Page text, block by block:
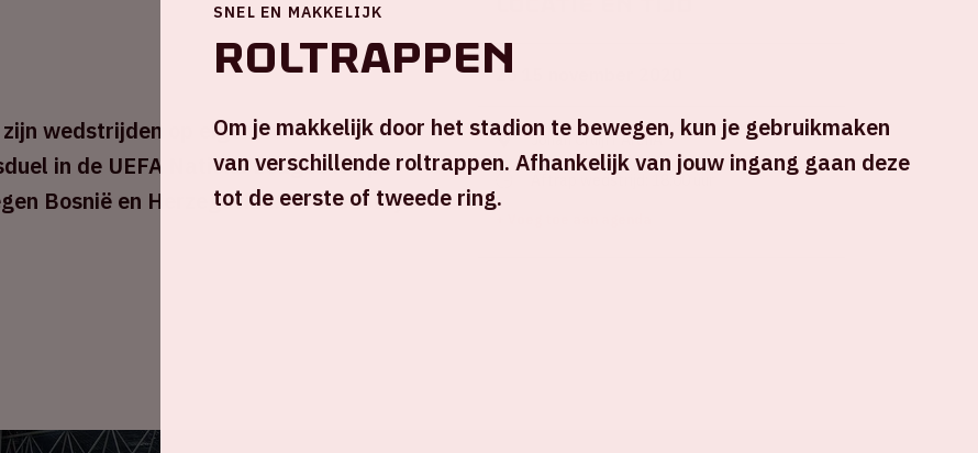
wedstrijden op eigen bodem in de
in de UEFA Nations League is op
Bosnië en Herzegovina. De wedstrijd
Zo 15 november 2020
Johan Cruijff ArenA
Aftrap wedstrijd: 18.00 uur
SNEL EN MAKKELIJK
Roltrappen
Om je makkelijk door het stadion te bewegen, kun je gebruikmaken
van verschillende roltrappen. Afhankelijk van jouw ingang gaan deze
tot de eerste of tweede ring.